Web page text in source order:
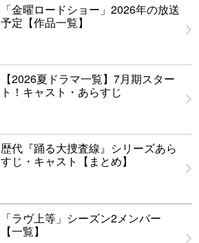
「金曜ロードショー」2026年の放送
予定【作品一覧】
【2026夏ドラマ一覧】7月期スター
ト！キャスト・あらすじ
歴代『踊る大捜査線』シリーズあら
すじ・キャスト【まとめ】
「ラヴ上等」シーズン2メンバー
【一覧】